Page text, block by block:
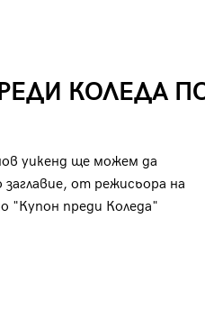
КОЛЕДА
уикенд ще можем да
от режисьора на
"Купон преди Коледа"